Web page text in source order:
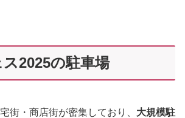
2025の駐車場
街・商店街が密集しており、 大規模駐